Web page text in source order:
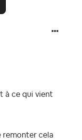
à ce qui vient
remonter cela